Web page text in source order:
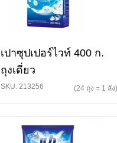
เปาซุปเปอร์ไวท์ 400 ก.
ถุงเดี่ยว
SKU: 213256 (24 ถุง = 1 ลัง)